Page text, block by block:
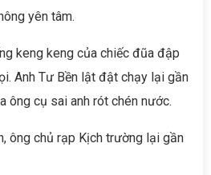
yên tâm.
keng keng của chiếc đũa đập
Anh Tư Bền lật đật chạy lại gần
ông cụ sai anh rót chén nước.
ông chủ rạp Kịch trường lại gần